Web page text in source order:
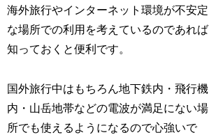
海外旅行やインターネット環境が不安定
な場所での利用を考えているのであれば
知っておくと便利です。
国外旅行中はもちろん地下鉄内・飛行機
内・山岳地帯などの電波が満足にない場
所でも使えるようになるので心強いで